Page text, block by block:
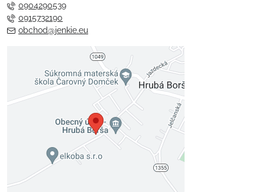
0904290539
0915732190
obchod@jenkie.eu
Externý obsah je blokovaný
Voľbami súkromia
Prajete si načítať externý obsah?
Povoliť tentokrát
Povoliť a zapamätať - súhlas s